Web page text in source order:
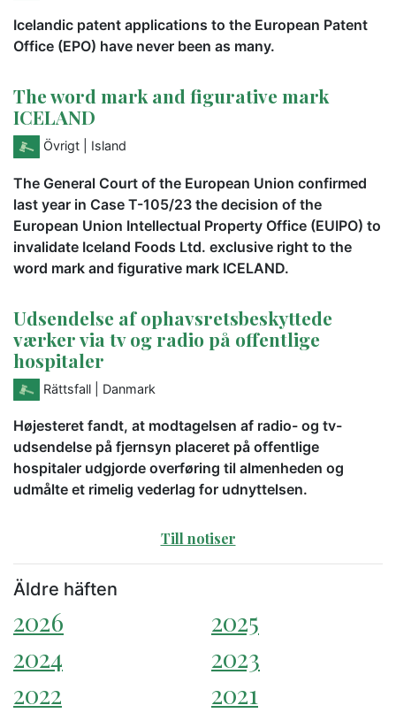
Icelandic patent applications to the European Patent
Office (EPO) have never been as many.
The word mark and figurative mark
ICELAND
Övrigt | Island
The General Court of the European Union confirmed
last year in Case T-105/23 the decision of the
European Union Intellectual Property Office (EUIPO) to
invalidate Iceland Foods Ltd. exclusive right to the
word mark and figurative mark ICELAND.
Udsendelse af ophavsretsbeskyttede
værker via tv og radio på offentlige
hospitaler
Rättsfall | Danmark
Højesteret fandt, at modtagelsen af radio- og tv-
udsendelse på fjernsyn placeret på offentlige
hospitaler udgjorde overføring til almenheden og
udmålte et rimelig vederlag for udnyttelsen.
Till notiser
Äldre häften
2026
2025
2024
2023
2022
2021